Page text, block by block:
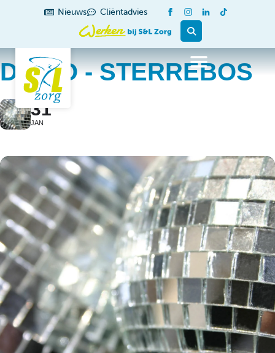
Nieuws Cliëntadvies
DISCO - STERREBOS
31
JAN